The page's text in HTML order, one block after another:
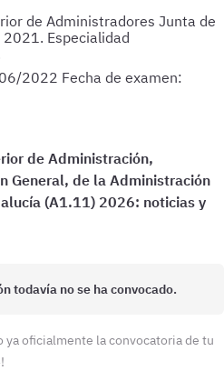
de Administradores Junta de
Especialidad
2022 Fecha de examen:
todavía no se ha convocado.
ya oficialmente la convocatoria de tu